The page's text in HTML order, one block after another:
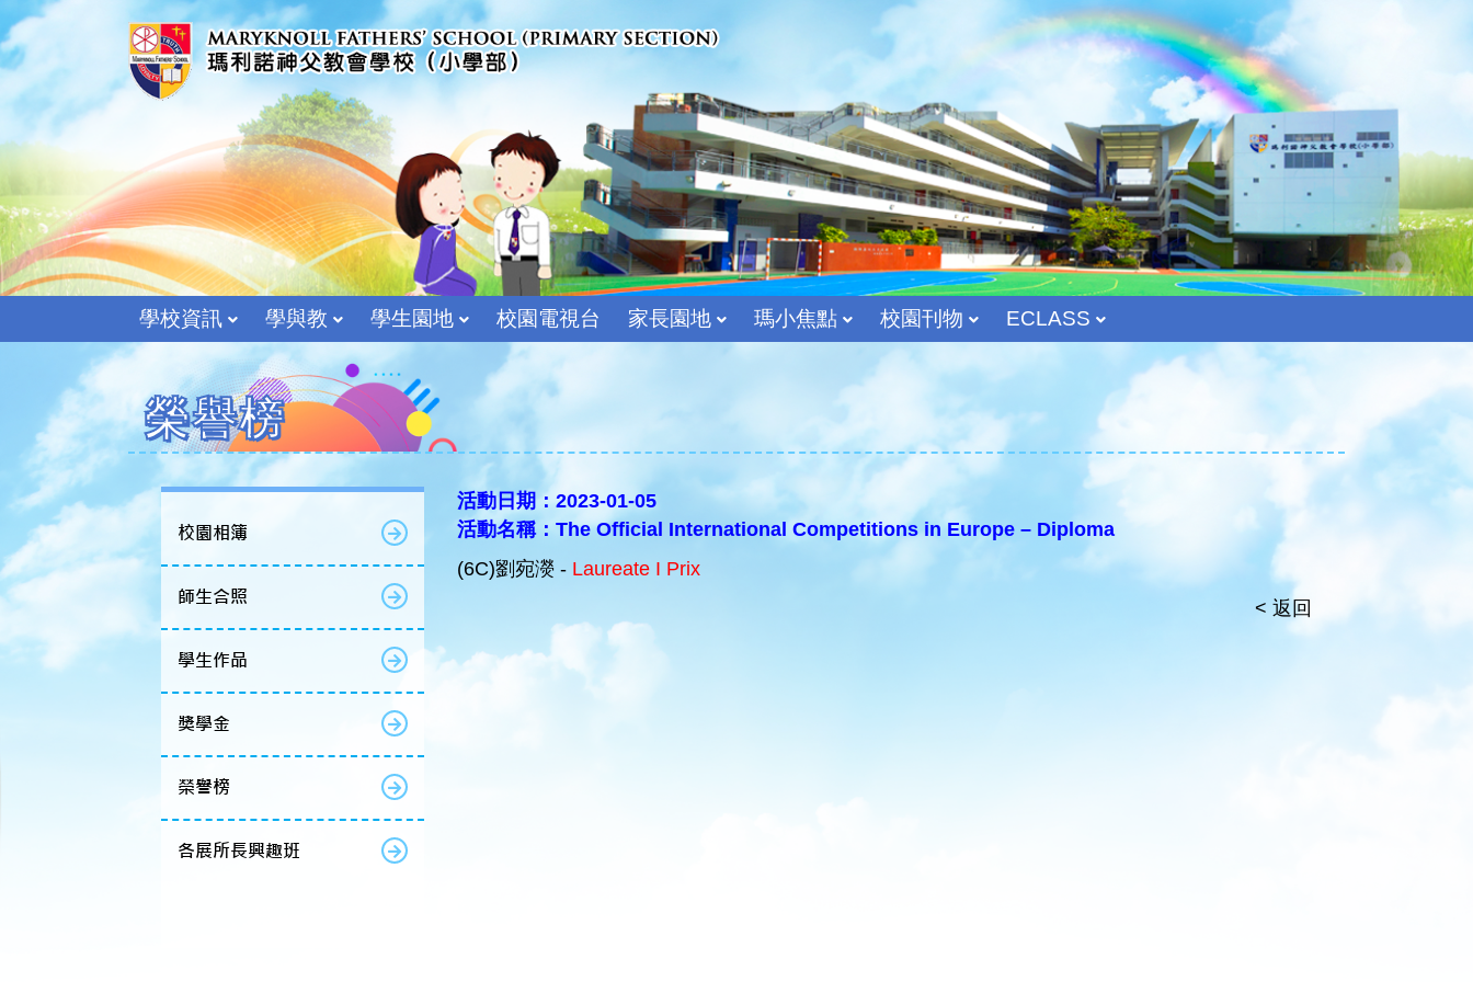
學校資訊 學與教 學生園地 校園電視台 家長園地 瑪小焦點 校園刊物 ECLASS
榮譽榜
校園相簿
師生合照
學生作品
獎學金
榮譽榜
各展所長興趣班
活動日期：2023-01-05
活動名稱：The Official International Competitions in Europe – Diploma
(6C)劉宛濙 - Laureate I Prix
< 返回